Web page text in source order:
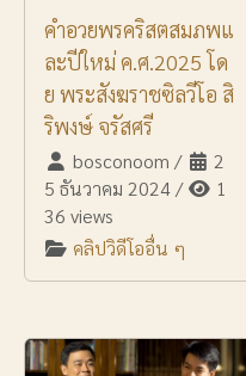
คำอวยพรคริสตสมภพแ
ละปีใหม่ ค.ศ.2025 โด
ย พระสังฆราชซิลวีโอ สิ
ริพงษ์ จรัสศรี
bosconoom /
2
5 ธันวาคม 2024/
1
36 views
คลิปวิดีโออื่น ๆ